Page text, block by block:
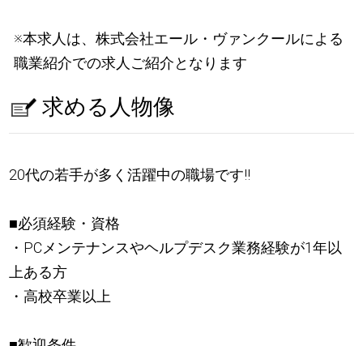
※本求人は、株式会社エール・ヴァンクールによる
職業紹介での求人ご紹介となります
求める人物像
20代の若手が多く活躍中の職場です!!
■必須経験・資格
・PCメンテナンスやヘルプデスク業務経験が1年以
上ある方
・高校卒業以上